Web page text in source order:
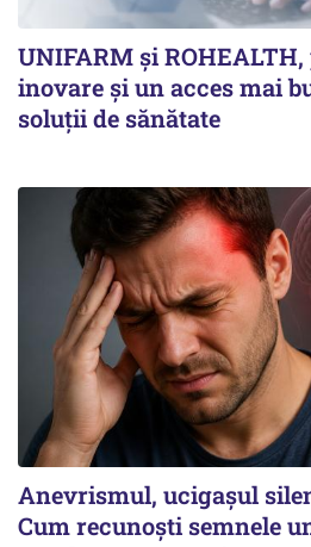
UNIFARM și
inovare și un acces mai
soluții de sănătate
Anevrismul, ucigașul
Cum recunoști semnele